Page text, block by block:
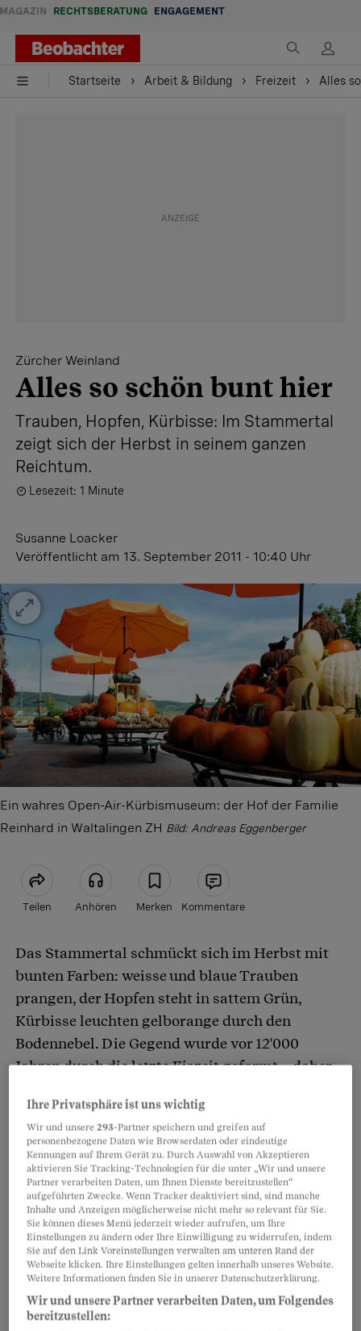
MAGAZIN RECHTSBERATUNG ENGAGEMENT
Startseite Arbeit & Bildung Freizeit Alles
Zürcher Weinland
Alles so schön bunt hier
Trauben, Hopfen, Kürbisse: Im Stammertal
zeigt sich der Herbst in seinem ganzen
Reichtum.
Lesezeit: 1 Minute
Susanne Loacker
Veröffentlicht am 13. September 2011 - 10:40 Uhr
Ein wahres Open-Air-Kürbismuseum: der Hof der Familie
Reinhard in Waltalingen ZH Bild: Andreas Eggenberger
Teilen Anhören Merken Kommentare
Artikel teilen
Das Stammertal schmückt sich im Herbst mit
bunten Farben: weisse und blaue Trauben
prangen, der Hopfen steht in sattem Grün,
Kürbisse leuchten gelborange durch den
Bodennebel. Die Gegend wurde vor 12'000
Jahren durch die letzte Eiszeit geformt – daher
Gletschern übrig geblieben sind.
Vom Bahnhof Stammheim aus lässt sich diese
Landschaft in aller Gemütlichkeit erkunden.
Und sie bietet nicht nur etwas fürs Auge,
sondern auch für den Gaumen: zum Beispiel in
der Schaubrennerei Hopfentropfen mit
interessantem Lehrpfad und
Degustationsmöglichkeiten.
Ihre Privatsphäre ist uns wichtig
Wir und unsere293-Partner speichern und greifen auf
personenbezogene Daten wie Browserdaten oder eindeutige
Kennungen auf Ihrem Gerät zu. Durch Auswahl von Akzeptieren
aktivieren Sie Tracking-Technologien für die unter „Wir und unsere
Partner verarbeiten Daten, um Ihnen Dienste bereitzustellen“
aufgeführten Zwecke. Wenn Tracker deaktiviert sind, sind manche
Inhalte und Anzeigen möglicherweise nicht mehr so relevant für Sie.
Sie können dieses Menü jederzeit wieder aufrufen, um Ihre
Einstellungen zu ändern oder Ihre Einwilligung zu widerrufen, indem
Sie auf den Link Voreinstellungen verwalten am unteren Rand der
Webseite klicken. Ihre Einstellungen gelten innerhalb unseres Website.
Weitere Informationen finden Sie in unserer Datenschutzerklärung.
Wir und unsere Partner verarbeiten Daten, um Folgendes
bereitzustellen: